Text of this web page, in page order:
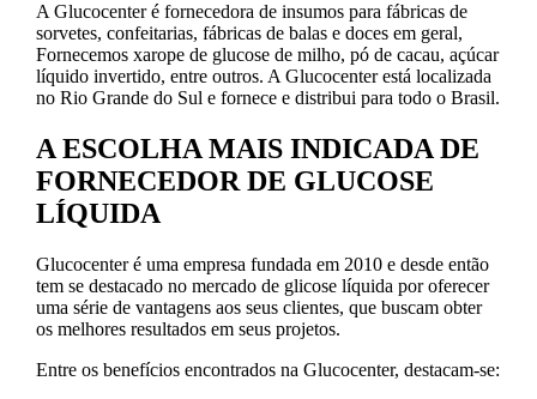
A Glucocenter é fornecedora de insumos para fábricas de
sorvetes, confeitarias, fábricas de balas e doces em geral,
Fornecemos xarope de glucose de milho, pó de cacau, açúcar
líquido invertido, entre outros. A Glucocenter está localizada
no Rio Grande do Sul e fornece e distribui para todo o Brasil.
A ESCOLHA MAIS INDICADA DE
FORNECEDOR DE GLUCOSE
LÍQUIDA
Glucocenter é uma empresa fundada em 2010 e desde então
tem se destacado no mercado de glicose líquida por oferecer
uma série de vantagens aos seus clientes, que buscam obter
os melhores resultados em seus projetos.
Entre os benefícios encontrados na Glucocenter, destacam-se: